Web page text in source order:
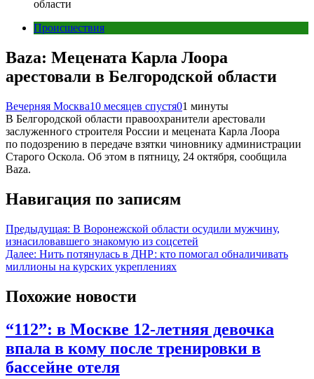
области
Происшествия
Baza: Мецената Карла Лоора
арестовали в Белгородской области
Вечерняя Москва10 месяцев спустя01 минуты
В Белгородской области правоохранители арестовали
заслуженного строителя России и мецената Карла Лоора
по подозрению в передаче взятки чиновнику администрации
Старого Оскола. Об этом в пятницу, 24 октября, сообщила
Baza.
Навигация по записям
Предыдущая: В Воронежской области осудили мужчину,
изнасиловавшего знакомую из соцсетей
Далее: Нить потянулась в ДНР: кто помогал обналичивать
миллионы на курских укреплениях
Похожие новости
“112”: в Москве 12-летняя девочка
впала в кому после тренировки в
бассейне отеля